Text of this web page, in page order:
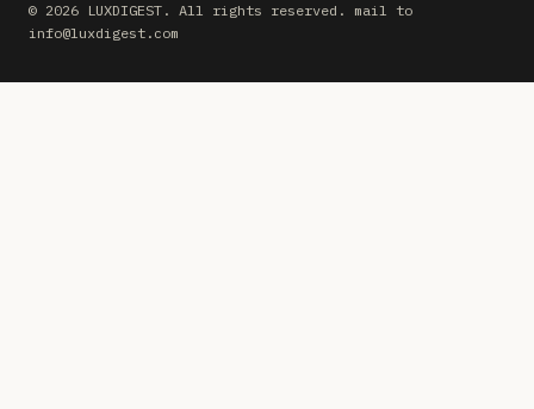
© 2026 LUXDIGEST. All rights reserved. mail to
info@luxdigest.com